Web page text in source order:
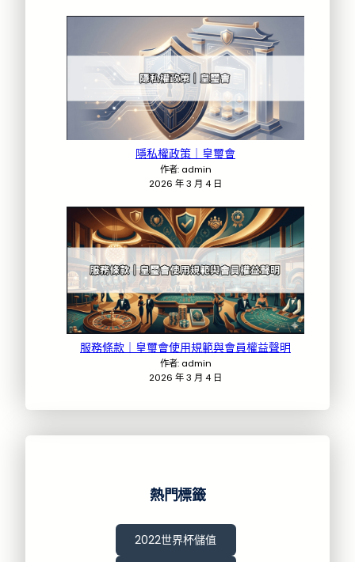
隱私權政策｜皇璽會
作者: admin
2026 年 3 月 4 日
服務條款｜皇璽會使用規範與會員權益聲明
作者: admin
2026 年 3 月 4 日
熱門標籤
2022世界杯儲值